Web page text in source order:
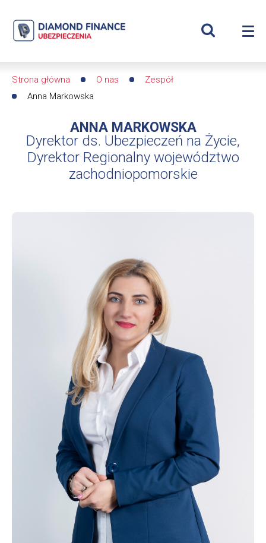
Anna
Diamond
Finance
Ubezpieczenia
Wyświetl
Ścieżka
Strona główna O nas
Zespół
Anna Markowska
ANNA MARKOWSKA
Dyrektor ds. Ubezpieczeń na Życie,
Dyrektor Regionalny województwo
zachodniopomorskie